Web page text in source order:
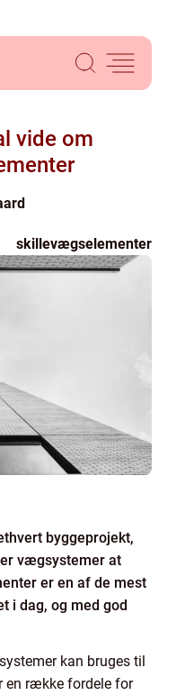
vide om
skillevægselementer
byggeprojekt,
vægsystemer at
er en af de mest
i dag, og med god
kan bruges til
en række fordele for